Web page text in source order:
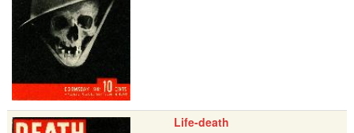
Life-death